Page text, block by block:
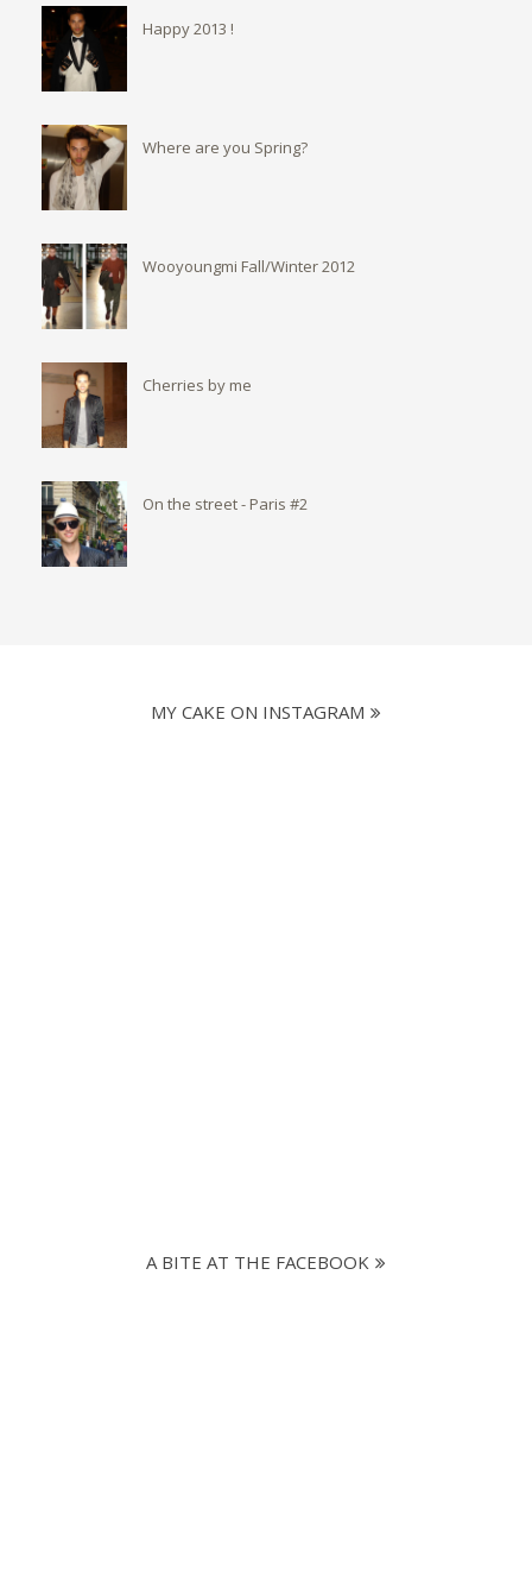
Happy 2013 !
Where are you Spring?
Wooyoungmi Fall/Winter 2012
Cherries by me
On the street - Paris #2
MY CAKE ON INSTAGRAM
A BITE AT THE FACEBOOK